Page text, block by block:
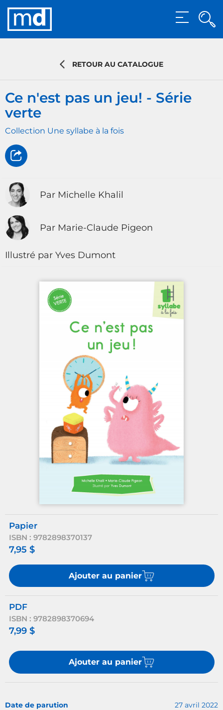
MENU
RETOUR AU CATALOGUE
Ce n'est pas un jeu! - Série
verte
Collection Une syllabe à la fois
Par Michelle Khalil
Par Marie-Claude Pigeon
Illustré par Yves Dumont
Papier
ISBN : 9782898370137
7,95 $
Ajouter au panier
PDF
ISBN : 9782898370694
7,99 $
Ajouter au panier
Date de parution
27 avril 2022